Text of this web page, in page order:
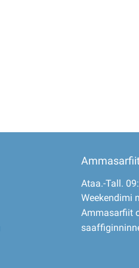
Ataa.-Tall.
Weekendimi
Ammasarfiit